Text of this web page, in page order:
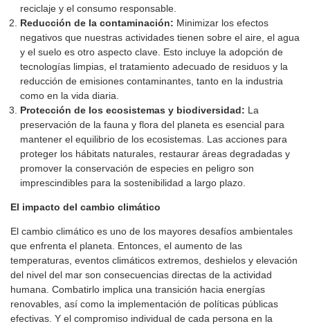
reciclaje y el consumo responsable.
Reducción de la contaminación: Minimizar los efectos
negativos que nuestras actividades tienen sobre el aire, el agua
y el suelo es otro aspecto clave. Esto incluye la adopción de
tecnologías limpias, el tratamiento adecuado de residuos y la
reducción de emisiones contaminantes, tanto en la industria
como en la vida diaria.
Protección de los ecosistemas y biodiversidad: La
preservación de la fauna y flora del planeta es esencial para
mantener el equilibrio de los ecosistemas. Las acciones para
proteger los hábitats naturales, restaurar áreas degradadas y
promover la conservación de especies en peligro son
imprescindibles para la sostenibilidad a largo plazo.
El impacto del cambio climático
El cambio climático es uno de los mayores desafíos ambientales
que enfrenta el planeta. Entonces, el aumento de las
temperaturas, eventos climáticos extremos, deshielos y elevación
del nivel del mar son consecuencias directas de la actividad
humana. Combatirlo implica una transición hacia energías
renovables, así como la implementación de políticas públicas
efectivas. Y el compromiso individual de cada persona en la